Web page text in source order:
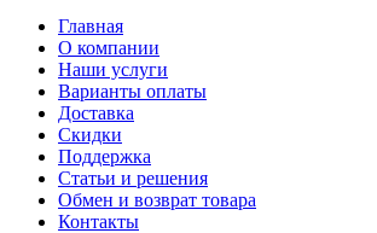
Главная
О компании
Наши услуги
Варианты оплаты
Доставка
Скидки
Поддержка
Статьи и решения
Обмен и возврат товара
Контакты